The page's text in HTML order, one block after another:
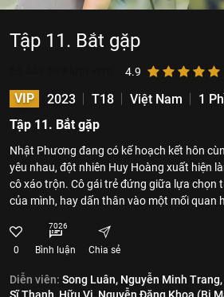
Tập 11. Bắt gặp
4.9
VIP 2023 T18 Việt Nam
1
Tập 11. Bắt gặp
Nhật Phương đang có kế hoạch kết hôn
yêu nhau, đột nhiên Huy Hoàng xuất hiện
cô xáo trộn. Cô gái trẻ đứng giữa lựa chọn
của mình, hay dấn thân vào một mối quan
0
7026
Bình luận Chia sẻ
Diễn viên: Song Luân, Nguyễn Minh Trang,